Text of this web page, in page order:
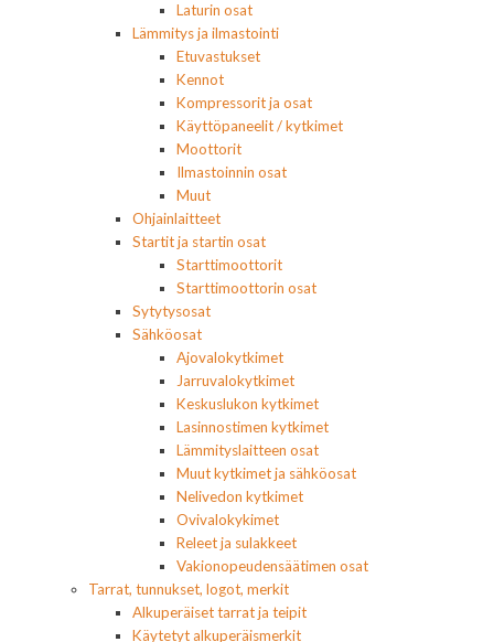
Laturin osat
Lämmitys ja ilmastointi
Etuvastukset
Kennot
Kompressorit ja osat
Käyttöpaneelit / kytkimet
Moottorit
Ilmastoinnin osat
Muut
Ohjainlaitteet
Startit ja startin osat
Starttimoottorit
Starttimoottorin osat
Sytytysosat
Sähköosat
Ajovalokytkimet
Jarruvalokytkimet
Keskuslukon kytkimet
Lasinnostimen kytkimet
Lämmityslaitteen osat
Muut kytkimet ja sähköosat
Nelivedon kytkimet
Ovivalokykimet
Releet ja sulakkeet
Vakionopeudensäätimen osat
Tarrat, tunnukset, logot, merkit
Alkuperäiset tarrat ja teipit
Käytetyt alkuperäismerkit